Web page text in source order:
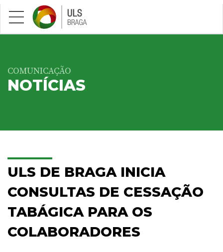
Saltar para conteúdo principal
COMUNICAÇÃO
NOTÍCIAS
ULS DE BRAGA INICIA
CONSULTAS DE CESSAÇÃO
TABÁGICA PARA OS
COLABORADORES